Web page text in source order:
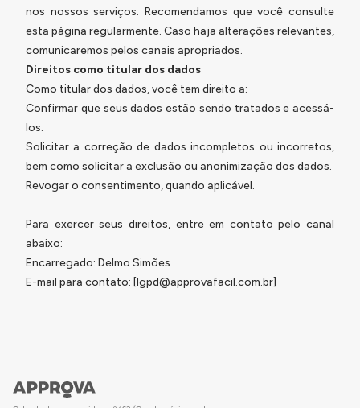
nos nossos serviços. Recomendamos que você consulte
esta página regularmente. Caso haja alterações relevantes,
comunicaremos pelos canais apropriados.
Direitos como titular dos dados
Como titular dos dados, você tem direito a:
Confirmar que seus dados estão sendo tratados e acessá-
los.
Solicitar a correção de dados incompletos ou incorretos,
bem como solicitar a exclusão ou anonimização dos dados.
Revogar o consentimento, quando aplicável.
Para exercer seus direitos, entre em contato pelo canal
abaixo:
Encarregado: Delmo Simões
E-mail para contato: [lgpd@approvafacil.com.br]